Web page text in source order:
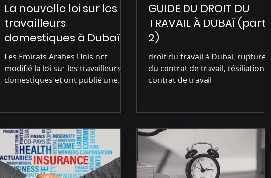
La nouvelle loi sur les
travailleurs
domestiques à Dubaï
Les Émirats Arabes Unis ont
modifié la loi sur les travailleurs
domestiques et ont publié une
GUIDE DU DROIT DU
TRAVAIL À DUBAÏ (part
2)
droit du travail à Dubai, rupture
du contrat de travail, résiliation du
contrat de travail